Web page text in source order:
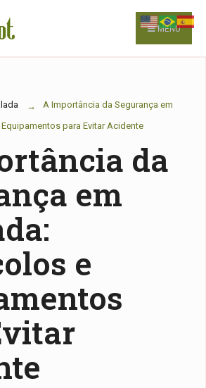
MENU
A Importância da Segurança em
para Evitar Acidente
da
em
e